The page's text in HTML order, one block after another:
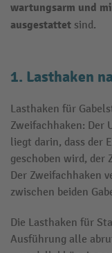
wartungsarm und
ausgestattet sind.
1. Lasthaken
Lasthaken für
Zweifachhaken: Der
liegt darin, dass der
geschoben wird, der
Der Zweifachhaken
zwischen beiden
Die Lasthaken für
Ausführung alle